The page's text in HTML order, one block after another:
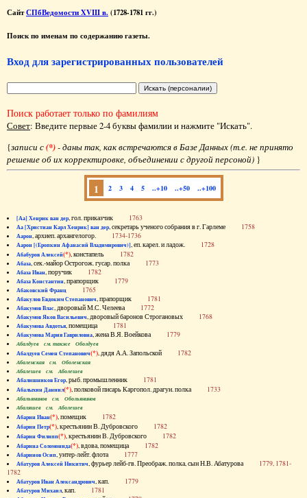
СайтСПбВедомости XVIII в. (1728-1781 гг.)
Поиск по именам по содержанию газеты.
Вход для зарегистрированных пользователей
Поиск работает только по фамилиям
Совет: Введите первые 2-4 буквы фамилии и нажмите "Искать".
{записи с(*)- даны так, как встречаются в Базе Данных (т.е. не принято
решение об их корректировке, объединении с другой персоной) }
1 2 3 4 5 ..+10 ..+50 ..+100
[Аа] Хенрик ван дер, гол. приказчик 1763
Аа [Христиан Карл Хенрик] ван дер, секретарь ученого собрания в г. Гарлеме 1758
Аарон, архиеп. архангелогор. 1734-1736
Аарон [(Еропкин Афанасий Владимирович)], еп. карел. и ладож. 1728
Абабуров Алексей(*), констапель 1782
Абаза, сек.-майор Острогож. гусар. полка 1773
Абаза Иван, поручик 1782
Абаза Константин, прапорщик 1779
Абаковский Франц 1765
Абакулов Евдоким Степанович, прапорщик 1781
Абакумов Влас, дворовый М.С. Челеева 1772
Абакумов Яков Васильевич, дворовый баронов Строгановых 1768
Абакумова Авдотья, помещица 1781
Абакумова Мария Гавриловна, жена В.Я. Воейкова 1779
Абалдуев см. также Оболдуев
Абалдуев Семен Степанович(*), дядя А.А. Запольской 1782
Абаленская см. Оболенская
Абалешев см. Аболешев
Абалишников Егор, рыб. промышленник 1781
Абалыхин Даниил(*), полковой писарь Каргопол. драгун. полка 1733
Абальянинов см. Обольянинов
Абаляшев см. Аболешев
Абарин Иван(*), помещик 1782
Абарин Петр(*), крестьянин В. Дубровского 1782
Абарин Филипп(*), крестьянин В. Дубровского 1782
Абарина Соломонида(*), вдова, помещица 1782
Абаринов Осип, унтер-лейт. флота 1777
Абатуров Алексей Никитич, фурьер лейб-гв. Преображ. полка, сын Н.В. Абатурова 1779, 1781-
1782
Абатуров Иван Александрович, кап. 1779
Абатуров Михаил, кап. 1781